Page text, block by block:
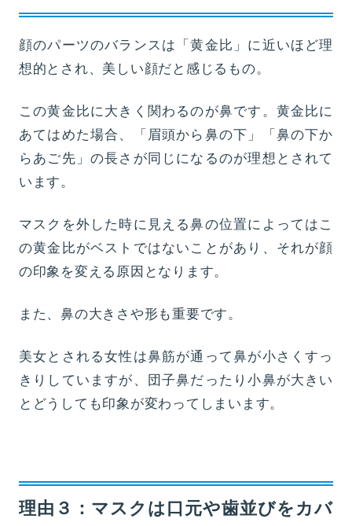
顔のパーツのバランスは「黄金比」に近いほど理
想的とされ、美しい顔だと感じるもの。
この黄金比に大きく関わるのが鼻です。黄金比に
あてはめた場合、「眉頭から鼻の下」「鼻の下か
らあご先」の長さが同じになるのが理想とされて
います。
マスクを外した時に見える鼻の位置によってはこ
の黄金比がベストではないことがあり、それが顔
の印象を変える原因となります。
また、鼻の大きさや形も重要です。
美女とされる女性は鼻筋が通って鼻が小さくすっ
きりしていますが、団子鼻だったり小鼻が大きい
とどうしても印象が変わってしまいます。
理由３：マスクは口元や歯並びをカバ